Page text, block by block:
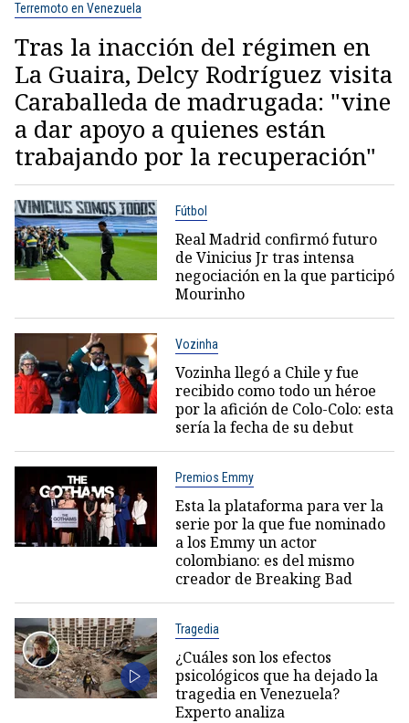
Terremoto en Venezuela
Tras la inacción del régimen en
La Guaira, Delcy Rodríguez visita
Caraballeda de madrugada: "vine
a dar apoyo a quienes están
trabajando por la recuperación"
Fútbol
Real Madrid confirmó futuro
de Vinicius Jr tras intensa
negociación en la que participó
Mourinho
Vozinha
Vozinha llegó a Chile y fue
recibido como todo un héroe
por la afición de Colo-Colo: esta
sería la fecha de su debut
Premios Emmy
Esta la plataforma para ver la
serie por la que fue nominado
a los Emmy un actor
colombiano: es del mismo
creador de Breaking Bad
Tragedia
¿Cuáles son los efectos
psicológicos que ha dejado la
tragedia en Venezuela?
Experto analiza